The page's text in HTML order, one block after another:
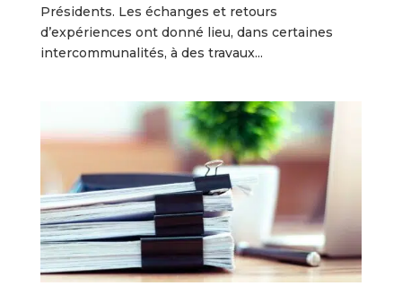
Présidents. Les échanges et retours
d’expériences ont donné lieu, dans certaines
intercommunalités, à des travaux...